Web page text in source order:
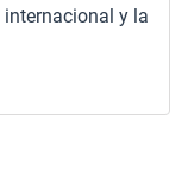
y la